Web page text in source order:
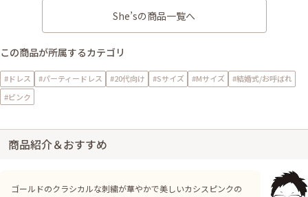
She’sの商品一覧へ
この商品が所属するカテゴリ
#ドレス #パーティードレス #20代向け #Sサイズ #Mサイズ
#結婚式/お呼ばれ
#ピンク
商品紹介＆おすすめ
ゴールドのクラシカルな刺繍が華やかで美しいカシスピンクの